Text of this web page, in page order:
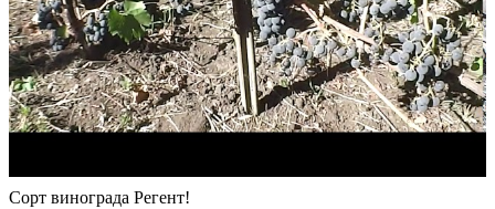
Сорт винограда Регент!